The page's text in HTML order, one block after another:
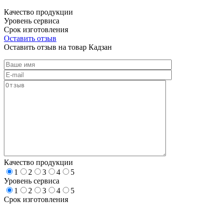
Качество продукции
Уровень сервиса
Срок изготовления
Оставить отзыв
Оставить отзыв на товар Кадзан
Качество продукции
1
2 3 4
5
Уровень сервиса
1
2 3 4
5
Срок изготовления